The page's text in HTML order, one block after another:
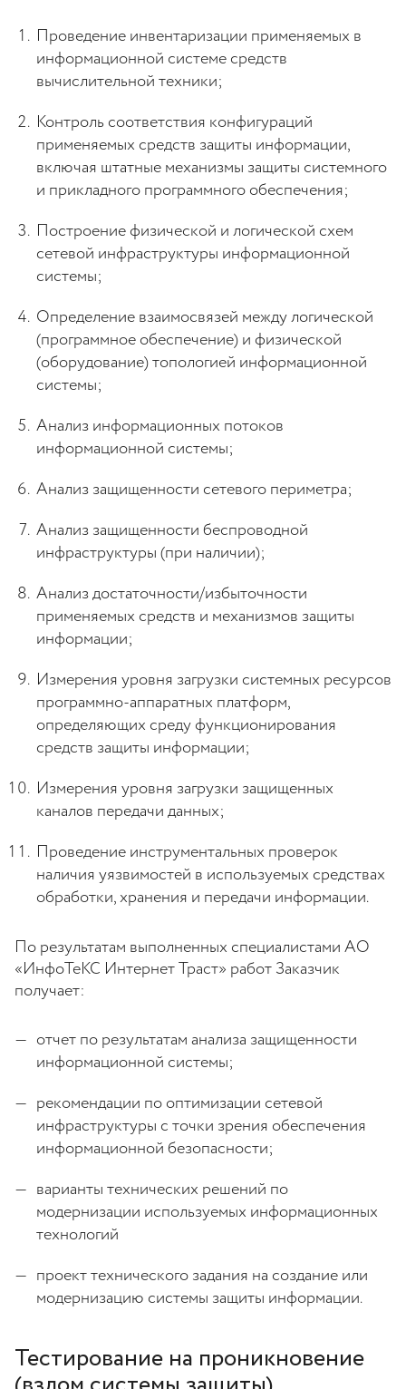
Проведение инвентаризации применяемых в
информационной системе средств
вычислительной техники;
Контроль соответствия конфигураций
применяемых средств защиты информации,
включая штатные механизмы защиты системного
и прикладного программного обеспечения;
Построение физической и логической схем
сетевой инфраструктуры информационной
системы;
Определение взаимосвязей между логической
(программное обеспечение) и физической
(оборудование) топологией информационной
системы;
Анализ информационных потоков
информационной системы;
Анализ защищенности сетевого периметра;
Анализ защищенности беспроводной
инфраструктуры (при наличии);
Анализ достаточности/избыточности
применяемых средств и механизмов защиты
информации;
Измерения уровня загрузки системных ресурсов
программно-аппаратных платформ,
определяющих среду функционирования
средств защиты информации;
Измерения уровня загрузки защищенных
каналов передачи данных;
Проведение инструментальных проверок
наличия уязвимостей в используемых средствах
обработки, хранения и передачи информации.
По результатам выполненных специалистами АО
«ИнфоТеКС Интернет Траст» работ Заказчик
получает:
отчет по результатам анализа защищенности
информационной системы;
рекомендации по оптимизации сетевой
инфраструктуры с точки зрения обеспечения
информационной безопасности;
варианты технических решений по
модернизации используемых информационных
технологий
проект технического задания на создание или
модернизацию системы защиты информации.
Тестирование на проникновение